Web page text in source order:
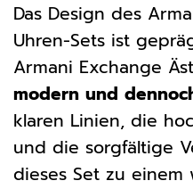
Das Design des
Uhren-Sets ist
Armani Exchange
modern und
klaren Linien, die
und die sorgfältige
dieses Set zu einem